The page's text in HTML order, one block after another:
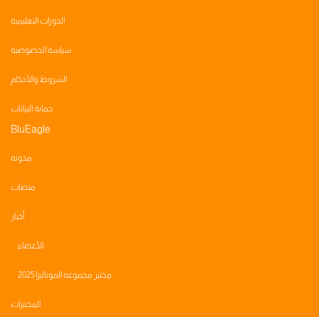
الدورات التعليمية
سياسة الخصوصية
الشروط والأحكام
حماية البيانات
BluEagle
مدونه
منصات
أخبار
الأعضاء
مختبر مجموعه الموناليزا 2025
المختبرات